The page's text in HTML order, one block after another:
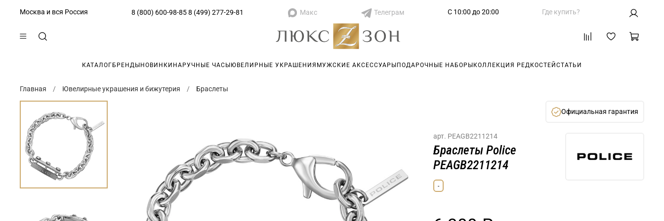
Москва и вся Россия 8 (800) 600-98-85 8 (499) 277-29-81 Макс Телеграм С 10:00 до 20:00 Где купить?
КАТАЛОГ БРЕНДЫ НОВИНКИ НАРУЧНЫЕ ЧАСЫ ЮВЕЛИРНЫЕ УКРАШЕНИЯ МУЖСКИЕ АКСЕССУАРЫ ПОДАРОЧНЫЕ НАБОРЫ КОЛЛЕКЦИЯ РЕДКОСТЕЙ СТАТЬИ
Главная Ювелирные украшения и бижутерия Браслеты
Официальная гарантия
арт. PEAGB2211214
Браслеты Police
PEAGB2211214
-